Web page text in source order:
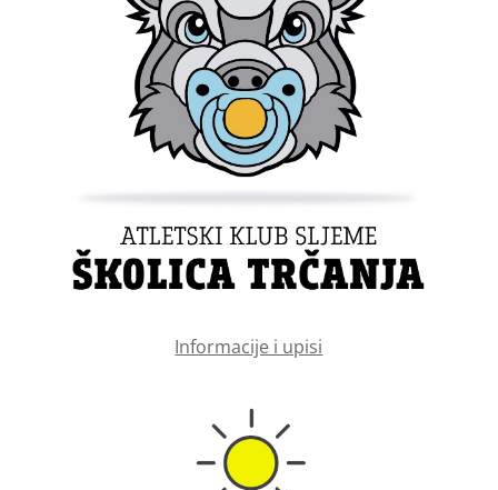
Informacije i upisi